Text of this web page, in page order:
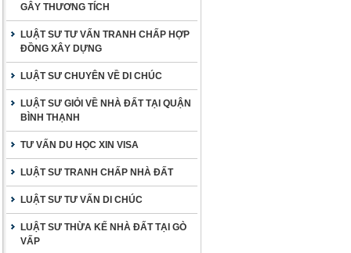
GÂY THƯƠNG TÍCH
LUẬT SƯ TƯ VẤN TRANH CHẤP HỢP
ĐỒNG XÂY DỰNG
LUẬT SƯ CHUYÊN VỀ DI CHÚC
LUẬT SƯ GIỎI VỀ NHÀ ĐẤT TẠI QUẬN
BÌNH THẠNH
TƯ VẤN DU HỌC XIN VISA
LUẬT SƯ TRANH CHẤP NHÀ ĐẤT
LUẬT SƯ TƯ VẤN DI CHÚC
LUẬT SƯ THỪA KẾ NHÀ ĐẤT TẠI GÒ
VẤP